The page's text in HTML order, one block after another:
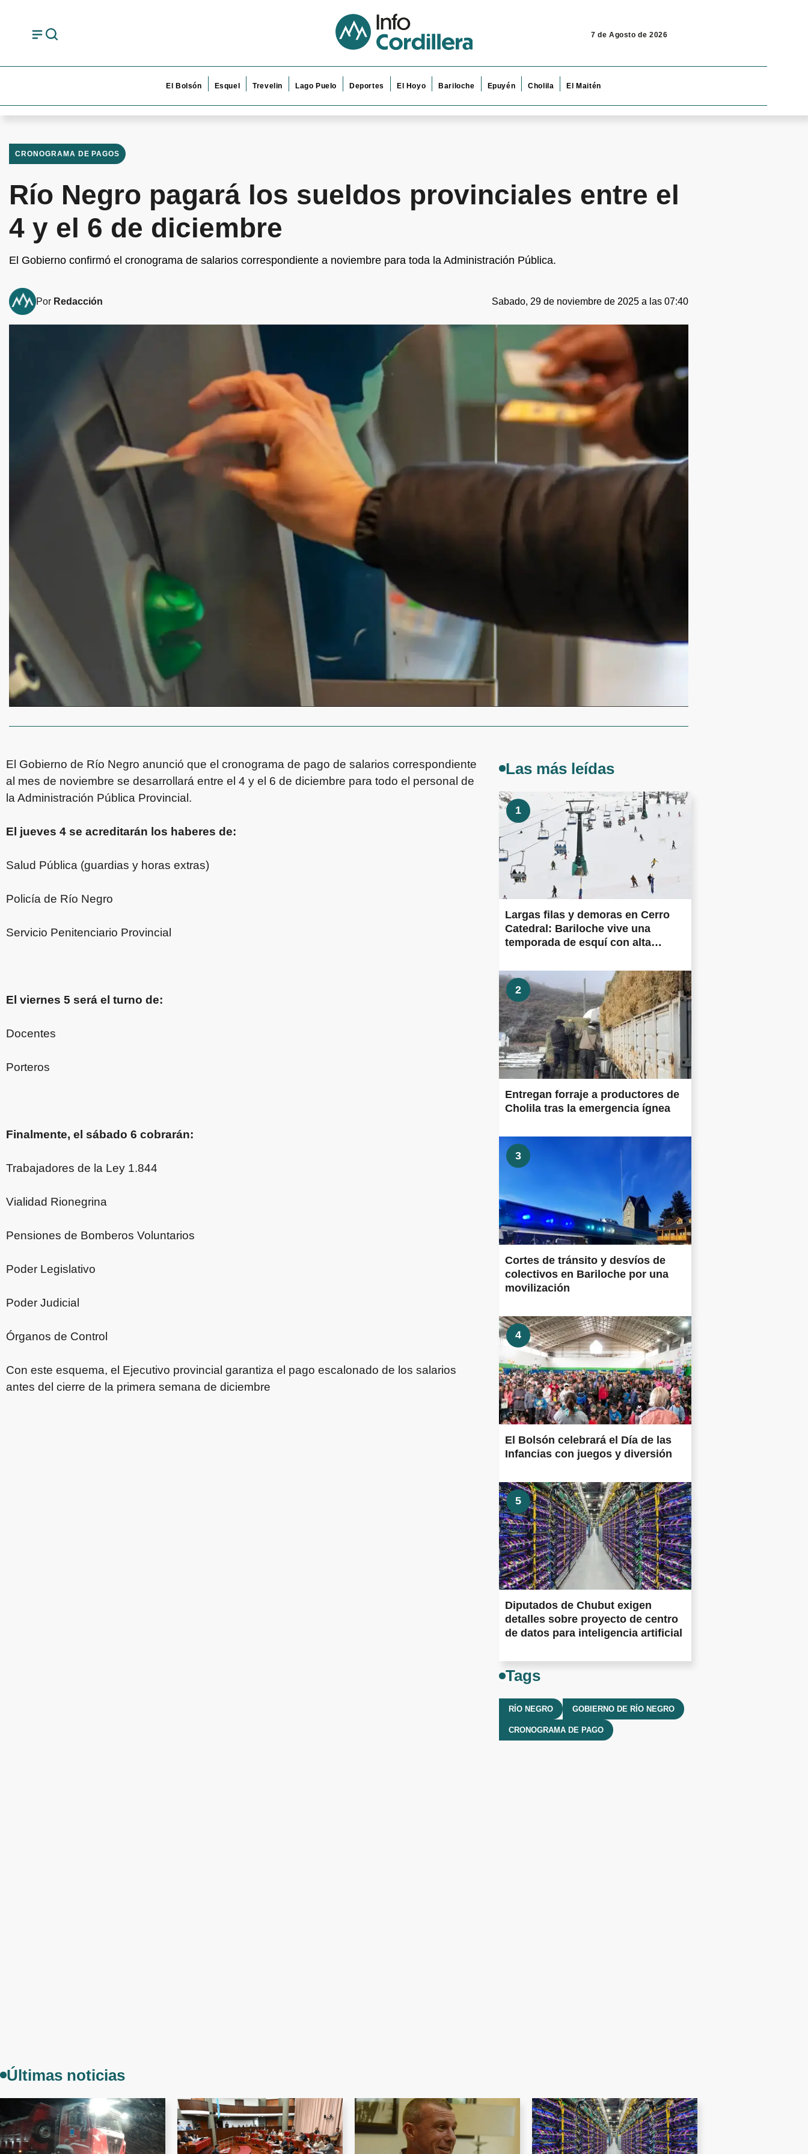
7 de Agosto de 2026
El Bolsón Esquel Trevelin Lago Puelo Deportes El Hoyo Bariloche Epuyén Cholila El Maitén
CRONOGRAMA DE PAGOS
Río Negro pagará los sueldos provinciales entre el
4 y el 6 de diciembre
El Gobierno confirmó el cronograma de salarios correspondiente a noviembre para toda la Administración Pública.
Por Redacción Sabado, 29 de noviembre de 2025 a las 07:40
El Gobierno de Río Negro anunció que el cronograma de pago de salarios correspondiente
al mes de noviembre se desarrollará entre el 4 y el 6 de diciembre para todo el personal de
la Administración Pública Provincial.
El jueves 4 se acreditarán los haberes de:
Salud Pública (guardias y horas extras)
Policía de Río Negro
Servicio Penitenciario Provincial
El viernes 5 será el turno de:
Docentes
Porteros
Finalmente, el sábado 6 cobrarán:
Trabajadores de la Ley 1.844
Vialidad Rionegrina
Pensiones de Bomberos Voluntarios
Poder Legislativo
Poder Judicial
Órganos de Control
Con este esquema, el Ejecutivo provincial garantiza el pago escalonado de los salarios
antes del cierre de la primera semana de diciembre
Las más leídas
1
Largas filas y demoras en Cerro
Catedral: Bariloche vive una
temporada de esquí con alta
2
Entregan forraje a productores de
Cholila tras la emergencia ígnea
3
Cortes de tránsito y desvíos de
colectivos en Bariloche por una
movilización
4
El Bolsón celebrará el Día de las
Infancias con juegos y diversión
5
Diputados de Chubut exigen
detalles sobre proyecto de centro
de datos para inteligencia artificial
Tags
RÍO NEGRO GOBIERNO DE RÍO NEGRO
CRONOGRAMA DE PAGO
Últimas noticias